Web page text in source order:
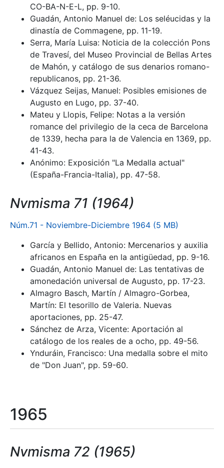
CO-BA-N-E-L, pp. 9-10.
Guadán, Antonio Manuel de: Los seléucidas y la
dinastía de Commagene, pp. 11-19.
Serra, María Luisa: Noticia de la colección Pons
de Travesí, del Museo Provincial de Bellas Artes
de Mahón, y catálogo de sus denarios romano-
republicanos, pp. 21-36.
Vázquez Seijas, Manuel: Posibles emisiones de
Augusto en Lugo, pp. 37-40.
Mateu y Llopis, Felipe: Notas a la versión
romance del privilegio de la ceca de Barcelona
de 1339, hecha para la de Valencia en 1369, pp.
41-43.
Anónimo: Exposición "La Medalla actual"
(España-Francia-Italia), pp. 47-58.
Nvmisma 71 (1964)
Núm.71 - Noviembre-Diciembre 1964 (5 MB)
García y Bellido, Antonio: Mercenarios y auxilia
africanos en España en la antigüedad, pp. 9-16.
Guadán, Antonio Manuel de: Las tentativas de
amonedación universal de Augusto, pp. 17-23.
Almagro Basch, Martín / Almagro-Gorbea,
Martín: El tesorillo de Valeria. Nuevas
aportaciones, pp. 25-47.
Sánchez de Arza, Vicente: Aportación al
catálogo de los reales de a ocho, pp. 49-56.
Ynduráin, Francisco: Una medalla sobre el mito
de "Don Juan", pp. 59-60.
1965
Nvmisma 72 (1965)